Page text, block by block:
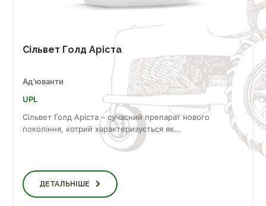
Сільвет Голд Аріста
Ад'юванти
UPL
Сільвет Голд Аріста – сучасний препарат нового
покоління, котрий характеризується як...
ДЕТАЛЬНІШЕ